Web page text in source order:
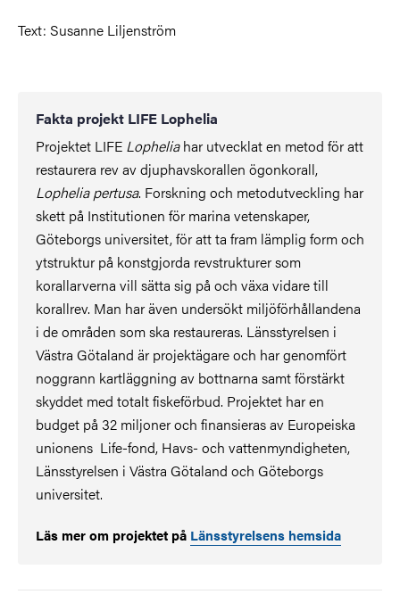
Text: Susanne Liljenström
Fakta projekt LIFE Lophelia
Projektet LIFE Lopheliahar utvecklat en metod för att
restaurera rev av djuphavskorallen ögonkorall,
Lophelia pertusa. Forskning och metodutveckling har
skett på Institutionen för marina vetenskaper,
Göteborgs universitet, för att ta fram lämplig form och
ytstruktur på konstgjorda revstrukturer som
korallarverna vill sätta sig på och växa vidare till
korallrev. Man har även undersökt miljöförhållandena
i de områden som ska restaureras. Länsstyrelsen i
Västra Götaland är projektägare och har genomfört
noggrann kartläggning av bottnarna samt förstärkt
skyddet med totalt fiskeförbud. Projektet har en
budget på 32 miljoner och finansieras av Europeiska
unionens Life-fond, Havs- och vattenmyndigheten,
Länsstyrelsen i Västra Götaland och Göteborgs
universitet.
Läs mer om projektet på Länsstyrelsens hemsida